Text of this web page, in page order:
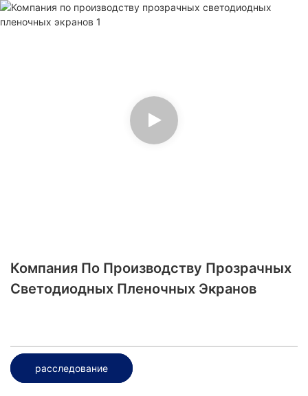
Компания По Производству Прозрачных
Светодиодных Пленочных Экранов
расследование